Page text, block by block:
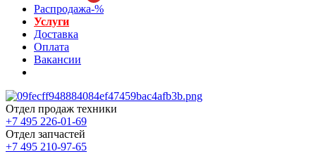
Распродажа-%
Услуги
Доставка
Оплата
Вакансии
Отдел продаж техники
+7 495 226-01-69
Отдел запчастей
+7 495 210-97-65